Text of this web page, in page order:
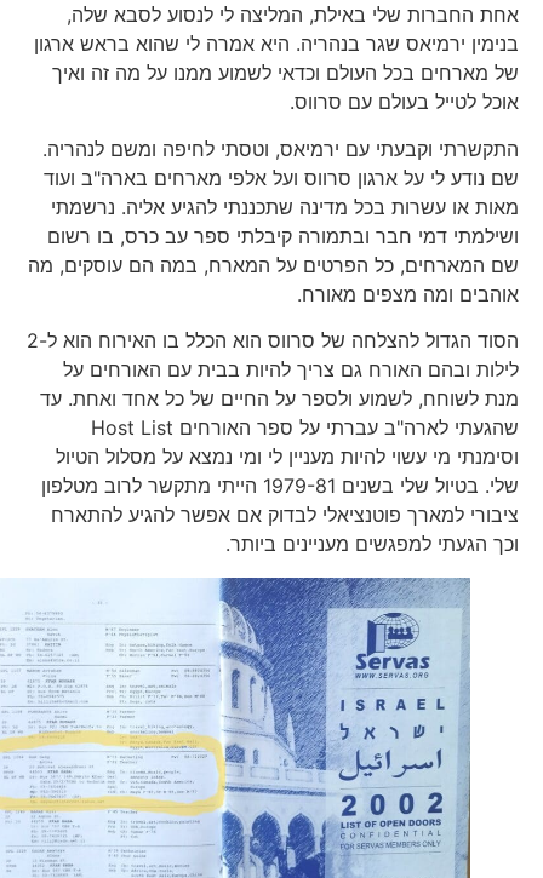
אחת החברות שלי באילת, המליצה לי לנסוע לסבא שלה,
בנימין ירמיאס שגר בנהריה. היא אמרה לי שהוא בראש ארגון
של מארחים בכל העולם וכדאי לשמוע ממנו על מה זה ואיך
אוכל לטייל בעולם עם סרווס.
התקשרתי וקבעתי עם ירמיאס, וטסתי לחיפה ומשם לנהריה.
שם נודע לי על ארגון סרווס ועל אלפי מארחים בארה"ב ועוד
מאות או עשרות בכל מדינה שתכננתי להגיע אליה. נרשמתי
ושילמתי דמי חבר ובתמורה קיבלתי ספר עב כרס, בו רשום
שם המארחים, כל הפרטים על המארח, במה הם עוסקים, מה
אוהבים ומה מצפים מאורח.
הסוד הגדול להצלחה של סרווס הוא הכלל בו האירוח הוא ל-2
לילות ובהם האורח גם צריך להיות בבית עם האורחים על
מנת לשוחח, לשמוע ולספר על החיים של כל אחד ואחת. עד
שהגעתי לארה"ב עברתי על ספר האורחים Host List
וסימנתי מי עשוי להיות מעניין לי ומי נמצא על מסלול הטיול
שלי. בטיול שלי בשנים 1979-81 הייתי מתקשר לרוב מטלפון
ציבורי למארך פוטנציאלי לבדוק אם אפשר להגיע להתארח
וכך הגעתי למפגשים מעניינים ביותר.